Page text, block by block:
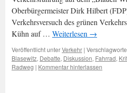
Oberbürgermeister Dirk Hilbert
Verkehrsversuch des grünen
Kühn auf … Weiterlesen →
Veröffentlicht unterVerkehr |
Blasewitz, Debatte, Diskussion, Fahrrad,
Radweg | Kommentar hinterlassen